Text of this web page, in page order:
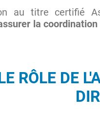
au titre certifié
la coordination
RÔLE DE